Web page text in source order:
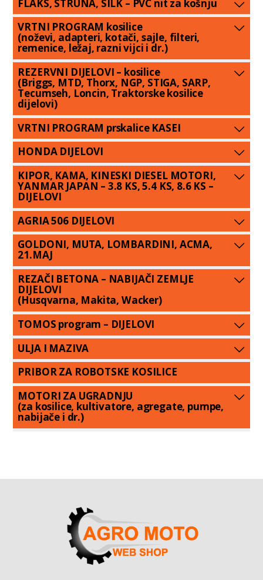
FLAKS, STRUNA, SILK – PVC nit za košnju
VRTNI PROGRAM kosilice
(noževi, adapteri, kotači, sajle, filteri,
remenice, ležaj, razni vijci i dr.)
REZERVNI DIJELOVI – kosilice
(Briggs, MTD, Thorx, NGP, STIGA, SARP,
Tecumseh, Loncin, Traktorske kosilice
dijelovi)
VRTNI PROGRAM prskalice KASEI
HONDA DIJELOVI
KIPOR, KAMA, KINESKI DIESEL MOTORI,
YANMAR JAPAN – 3.8 KS, 5.4 KS, 8.6 KS –
DIJELOVI
AGRIA 506 DIJELOVI
GOLDONI, MUTA, LOMBARDINI, ACMA,
21.MAJ
REZAČI BETONA – NABIJAČI ZEMLJE
DIJELOVI
(Husqvarna, Makita, Wacker)
TOMOS program – DIJELOVI
ULJA I MAZIVA
PRIBOR ZA ROBOTSKE KOSILICE
MOTORI ZA UGRADNJU
(za kosilice, kultivatore, agregate, pumpe,
nabijače i dr.)